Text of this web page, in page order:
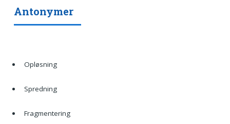
Antonymer
Opløsning
Spredning
Fragmentering